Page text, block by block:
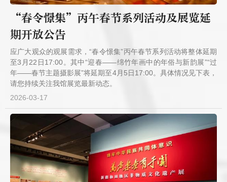
“春令憬集”丙午春节系列活动及展览延
期开放公告
应广大观众的观展需求，“春令憬集”丙午春节系列活动将整体延期
至3月22日17:00。其中“迎春——绵竹年画中的年俗与新韵展”“过
年——春节主题摄影展”将延期至4月5日17:00。具体情况见下表，
请您持续关注我馆展览最新动态。
2026-03-17